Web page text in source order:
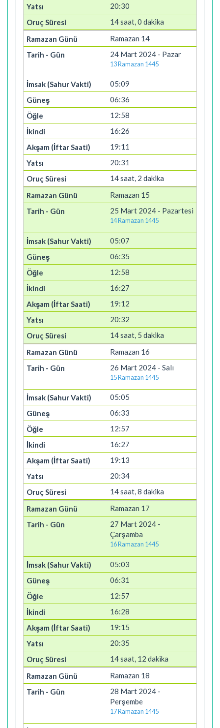
20:30
14 saat, 0 dakika
Ramazan 14
24 Mart 2024 - Pazar
13 Ramazan 1445
05:09
06:36
12:58
16:26
19:11
20:31
14 saat, 2 dakika
Ramazan 15
25 Mart 2024 - Pazartesi
14 Ramazan 1445
05:07
06:35
12:58
16:27
19:12
20:32
14 saat, 5 dakika
Ramazan 16
26 Mart 2024 - Salı
15 Ramazan 1445
05:05
06:33
12:57
16:27
19:13
20:34
14 saat, 8 dakika
Ramazan 17
27 Mart 2024 -
Çarşamba
16 Ramazan 1445
05:03
06:31
12:57
16:28
19:15
20:35
14 saat, 12 dakika
Ramazan 18
28 Mart 2024 -
Perşembe
17 Ramazan 1445